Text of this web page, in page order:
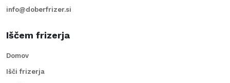
info@doberfrizer.si
Iščem frizerja
Domov
Išči frizerja